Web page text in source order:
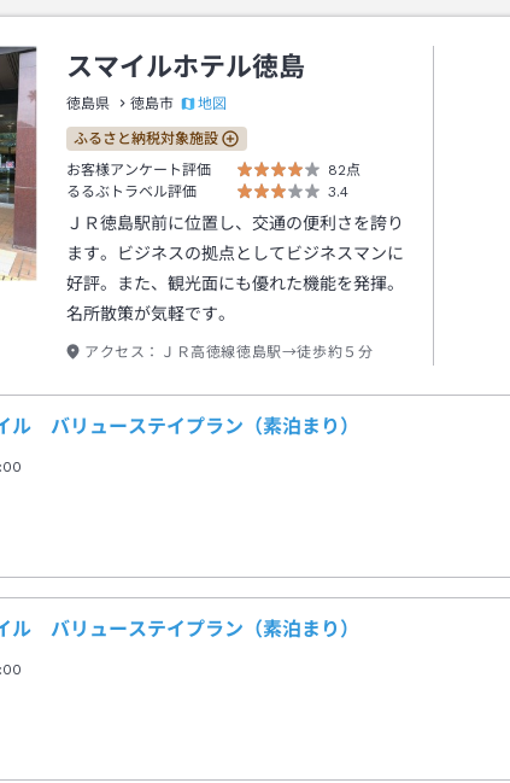
スマイルホテル徳島
徳島県 徳島市 地図
ふるさと納税対象施設
お客様アンケート評価
82点
るるぶトラベル評価
3.4
ＪＲ徳島駅前に位置し、交通の便利さを誇り
ます。ビジネスの拠点としてビジネスマンに
好評。また、観光面にも優れた機能を発揮。
名所散策が気軽です。
アクセス： ＪＲ高徳線徳島駅→徒歩約５分
ル バリューステイプラン（素泊まり）
ル バリューステイプラン（素泊まり）